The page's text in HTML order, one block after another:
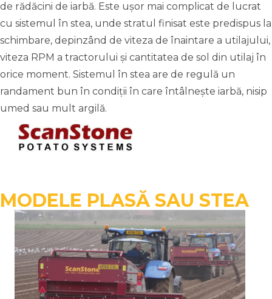
de rădăcini de iarbă. Este ușor mai complicat de lucrat
cu sistemul în stea, unde stratul finisat este predispus la
schimbare, depinzând de viteza de înaintare a utilajului,
viteza RPM a tractorului și cantitatea de sol din utilaj în
orice moment. Sistemul în stea are de regulă un
randament bun în condiții în care întâlnește iarbă, nisip
umed sau mult argilă.
MODELE PLASĂ SAU STEA